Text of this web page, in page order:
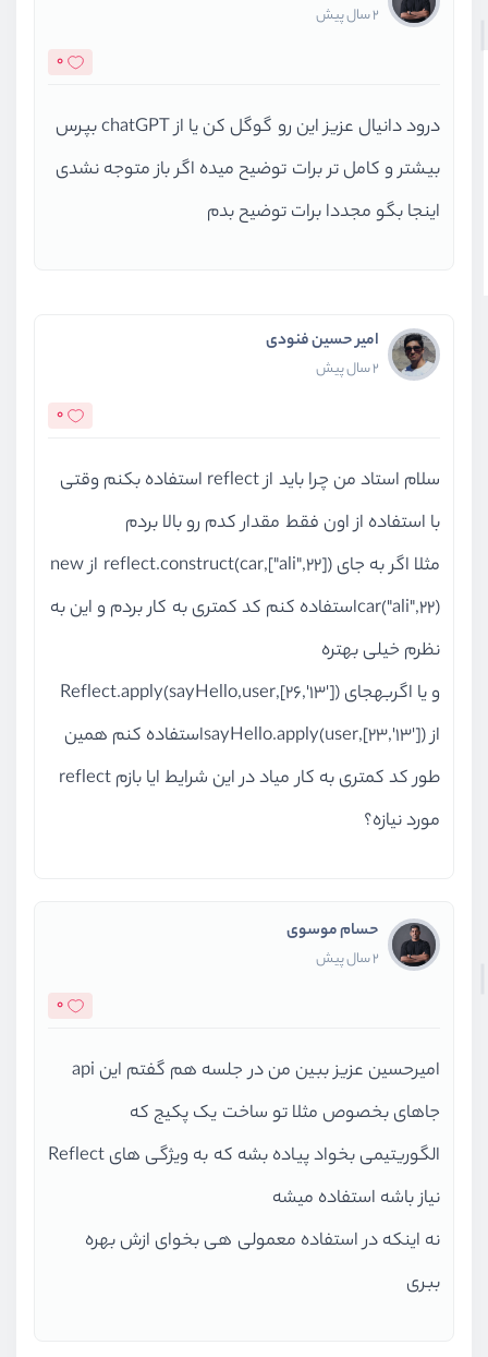
2 سال پیش
0
درود دانیال عزیز این رو گوگل کن یا از chatGPT بپرس
بیشتر و کامل تر برات توضیح میده اگر باز متوجه نشدی
اینجا بگو مجددا برات توضیح بدم
امیر حسین فنودی
2 سال پیش
0
سلام استاد من چرا باید از reflect استفاده بکنم وقتی
با استفاده از اون فقط مقدار کدم رو بالا بردم
مثلا اگر به جای reflect.construct(car,["ali",22]) از new
car("ali",22)استفاده کنم کد کمتری به کار بردم و این به
نظرم خیلی بهتره
و یا اگربهجای Reflect.apply(sayHello,user,[26,'13'])
از sayHello.apply(user,[23,'13'])استفاده کنم همین
طور کد کمتری به کار میاد در این شرایط ایا بازم reflect
مورد نیازه؟
حسام موسوی
2 سال پیش
0
امیرحسین عزیز ببین من در جلسه هم گفتم این api
جاهای بخصوص مثلا تو ساخت یک پکیج که
الگوریتیمی بخواد پیاده بشه که به ویژگی های Reflect
نیاز باشه استفاده میشه
نه اینکه در استفاده معمولی هی بخوای ازش بهره
ببری